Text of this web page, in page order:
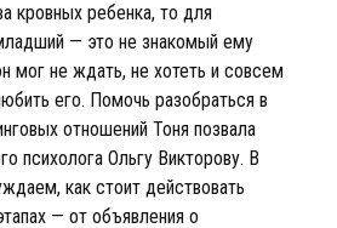
кровных ребенка, то для
— это не знакомый ему
мог не ждать, не хотеть и совсем
его. Помочь разобраться в
отношений Тоня позвала
психолога Ольгу Викторову. В
как стоит действовать
— от объявления о